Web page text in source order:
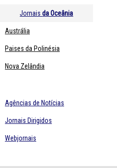
Jornaisda Oceânia
Austrália
Paises da Polinésia
Nova Zelândia
Agências de Notícias
Jornais Dirigidos
Webjornais